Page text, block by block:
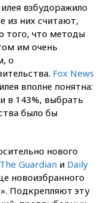
взбудоражило
из них считают,
того, что методы
им очень
о
Fox News
вполне понятна:
в 143%, выбрать
было бы
нового
The Guardian и Daily
новоизбранного
Подкрепляют эту